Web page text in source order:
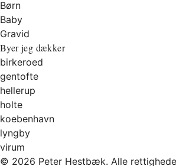
Børn
Baby
Gravid
Byer jeg dækker
birkeroed
gentofte
hellerup
holte
koebenhavn
lyngby
virum
© 2026 Peter Hestbæk. Alle